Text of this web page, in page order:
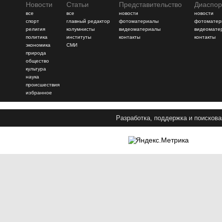
Новости
все
спорт
религия
политика
экономика
природа
общество
культура
наука
происшествия
избранное
Статьи
все
главный редактор
колумнисты
институты
СМИ
Представительство
новости
фотоматериалы
видеоматериалы
контакты
новости
контакты
Разработка, поддержка и